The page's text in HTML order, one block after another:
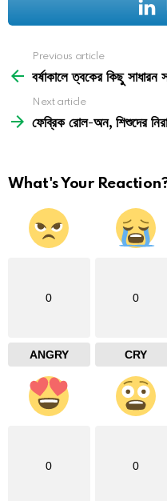
more
Previous article
বর্ষাকালে ত্বকের কিছু সাধারন
Next article
ফেব্রিক রোল-অন, শিশুদের
What's Your
0
ANGRY
0
CRY
0 0